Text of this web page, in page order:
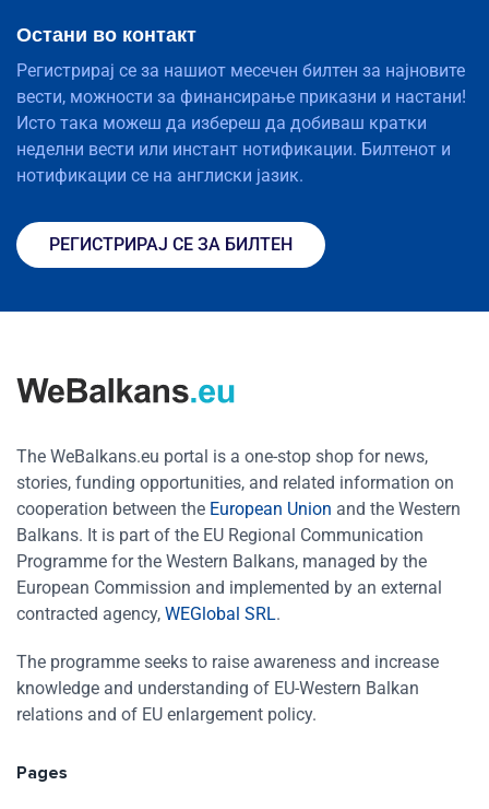
Остани во контакт
Регистрирај се за нашиот месечен билтен за најновите
вести, можности за финансирање приказни и настани!
Исто така можеш да избереш да добиваш кратки
неделни вести или инстант нотификации. Билтенот и
нотификации се на англиски јазик.
РЕГИСТРИРАЈ СЕ ЗА БИЛТЕН
The WeBalkans.eu portal is a one-stop shop for news,
stories, funding opportunities, and related information on
cooperation between the European Union and the Western
Balkans. It is part of the EU Regional Communication
Programme for the Western Balkans, managed by the
European Commission and implemented by an external
contracted agency, WEGlobal SRL.
The programme seeks to raise awareness and increase
knowledge and understanding of EU-Western Balkan
relations and of EU enlargement policy.
Pages